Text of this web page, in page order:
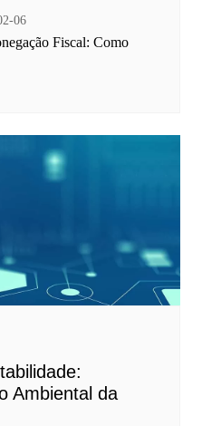
06
Fiscal: Como
Ambiental da